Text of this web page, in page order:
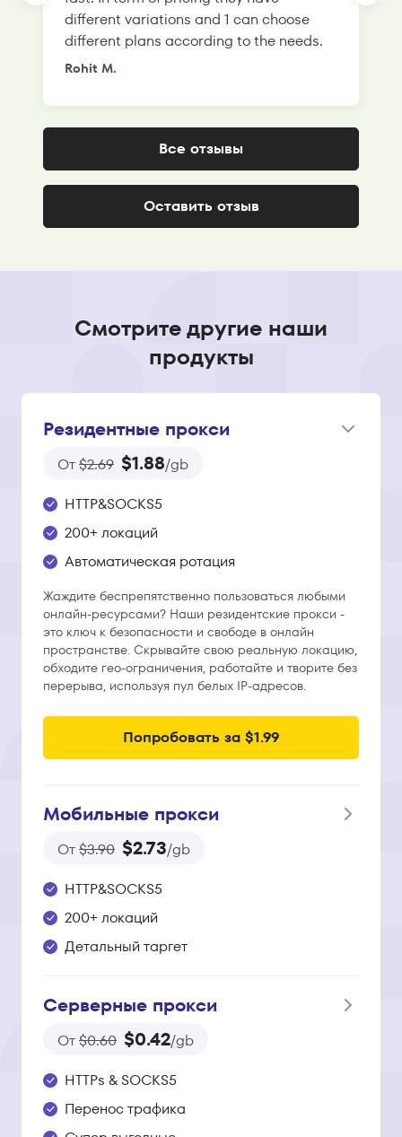
different variations and 1 can choose
different plans according to the needs.
Rohit M.
Все отзывы
Оставить отзыв
Смотрите другие наши
продукты
Резидентные прокси
От$2.69 $1.88/gb
HTTP&SOCKS5
200+ локаций
Автоматическая ротация
Жаждите беспрепятственно пользоваться любыми
онлайн-ресурсами? Наши резидентские прокси -
это ключ к безопасности и свободе в онлайн
пространстве. Скрывайте свою реальную локацию,
обходите гео-ограничения, работайте и творите без
перерыва, используя пул белых IP-адресов.
Попробовать за $1.99
Мобильные прокси
От$3.90 $2.73/gb
HTTP&SOCKS5
200+ локаций
Детальный таргет
Серверные прокси
От$0.60 $0.42/gb
HTTPs & SOCKS5
Перенос трафика